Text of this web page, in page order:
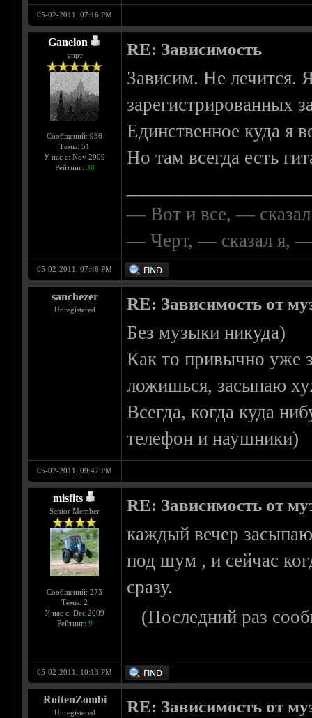
05-02-2011, 07:16 PM
Ganelon
упрт
Сообщений: 936
Темы: 51
У нас с: Nov 2009
Рейтинг: 38
RE: Зависимость
Зависим. Не лечится.
зарегистрированных
Единственное куда я
Но там всегда есть
— Вот и все, —
— Черт, — сказал я, —
05-02-2011, 07:46 PM
sanchezer
Unregistered RE: Зависимость от
Без музыки никуда)
Как то привычно уже
ложишься, засыпаю
Всегда, когда куда
телефон и наушники)
05-02-2011, 09:47 PM
misfits
Senior Member
Сообщений: 273
Темы: 2
У нас с: Dec 2009
Рейтинг: 9
RE: Зависимость от
каждый вечер
под шум , и сейчас
сразу.
(Последний раз
05-02-2011, 10:13 PM
RottenZombi
Unregistered RE: Зависимость от